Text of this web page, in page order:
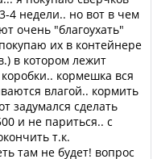
4 недели.. но вот в чем
очень "благоухать"
их в контейнере
в котором лежит
кормешка вся
влагой.. кормить
задумался сделать
и не париться.. с
т.к.
там не будет! вопрос